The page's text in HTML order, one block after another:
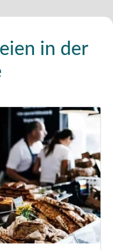
in der